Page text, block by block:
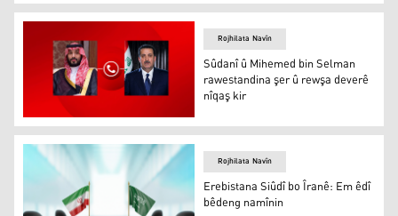
Sûdanî û Mihemed bin Selman
Rojhilata Navîn
Sûdanî û Mihemed bin Selman
rawestandina şer û rewşa deverê
nîqaş kir
Rojhilata Navîn
Erebistana Siûdî bo Îranê: Em êdî
bêdeng namînin